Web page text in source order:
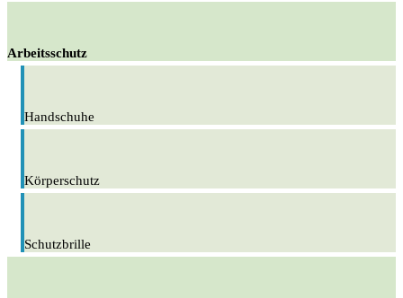
Arbeitsschutz
Handschuhe
Körperschutz
Schutzbrille